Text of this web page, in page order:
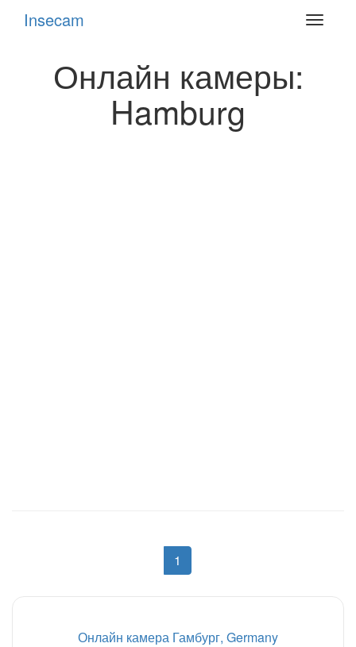
Toggle
Insecam
Онлайн камеры:
Hamburg
1
Онлайн камера Гамбург, Germany